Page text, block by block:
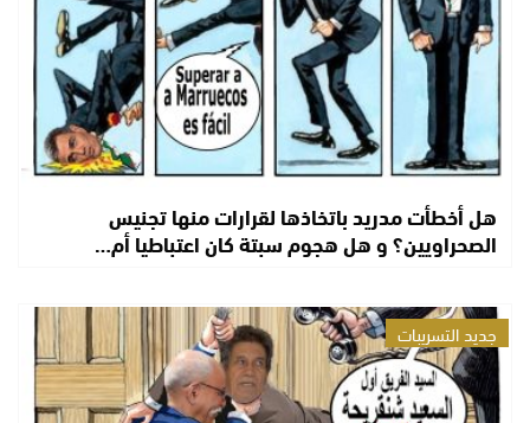
هل أخطأت مدريد باتخاذها لقرارات منها تجنيس
الصحراويين؟ و هل هجوم سبتة كان اعتباطيا أم…
جديد التسريبات